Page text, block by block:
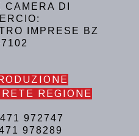
CAMERA DI
IMPRESE BZ
REGIONE
972747
978289